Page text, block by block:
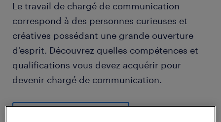
Le travail de chargé de communication
correspond à des personnes curieuses et
créatives possédant une grande ouverture
d'esprit. Découvrez quelles compétences et
qualifications vous devez acquérir pour
devenir chargé de communication.